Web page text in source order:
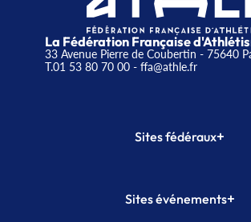
La Fédération Française
33 Avenue Pierre de Coubertin - 75640
T.01 53 80 70 00- ffa@athle.fr
Sites fédéraux+
Plateforme Formation
Sites événements+